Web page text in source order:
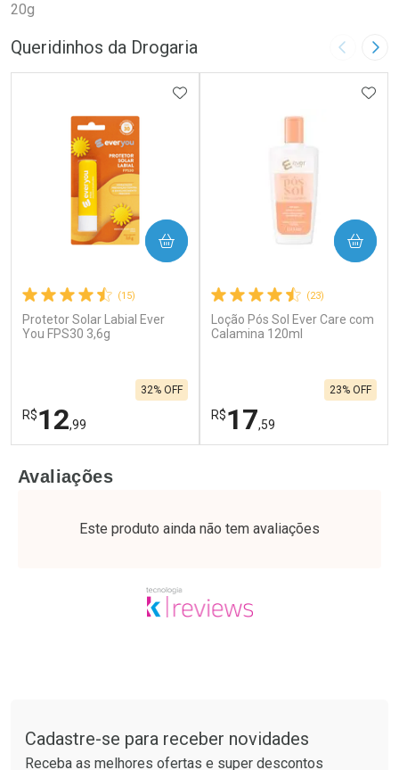
20g
Queridinhos da Drogaria Imagem
(15)
Protetor Solar Labial Ever
You FPS30 3,6g
R$12,99
32% OFF
ADICIONAR AOS FAVORITOS
COMPRAR
Laboratório
Ativar Desconto
Por Menos
(23)
Loção Pós Sol Ever Care com
Calamina 120ml
R$17,59
23% OFF
COMPRAR
Laboratório
Ativar Desconto
Por Menos
Avaliações
Este produto ainda não tem avaliações
Cadastre-se para receber novidades
Receba as melhores ofertas e super descontos